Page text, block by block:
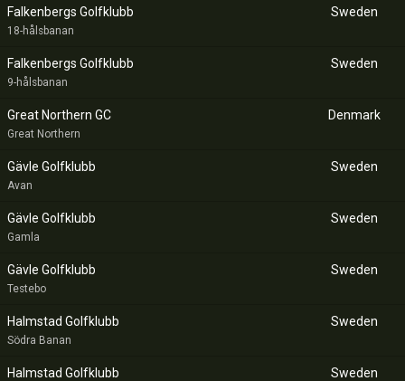
Falkenbergs Golfklubb
18-hålsbanan
Sweden
Falkenbergs Golfklubb
9-hålsbanan
Sweden
Great Northern GC
Great Northern
Denmark
Gävle Golfklubb
Avan
Sweden
Gävle Golfklubb
Gamla
Sweden
Gävle Golfklubb
Testebo
Sweden
Halmstad Golfklubb
Södra Banan
Sweden
Halmstad Golfklubb Sweden